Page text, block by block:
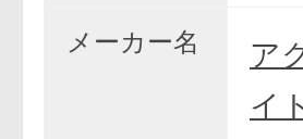
メーカー名
ア
イ